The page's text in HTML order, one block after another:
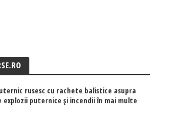
rusesc cu rachete balistice asupra
explozii puternice și incendii în mai multe